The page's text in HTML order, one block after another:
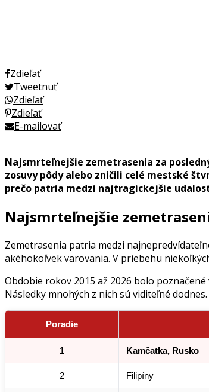
Zdieľať
Tweetnuť
Zdieľať
Zdieľať
E-mailovať
Najsmrteľnejšie zemetrasenia za
zosuvy pôdy alebo zničili celé mestské
prečo patria medzi najtragickejšie
Najsmrteľnejšie
Zemetrasenia patria medzi
akéhokoľvek varovania. V priebehu
Obdobie rokov 2015 až 2026 bolo
Následky mnohých z nich sú viditeľné dodnes.
Poradie
1 Kamčatka, Rusko
2 Filipíny